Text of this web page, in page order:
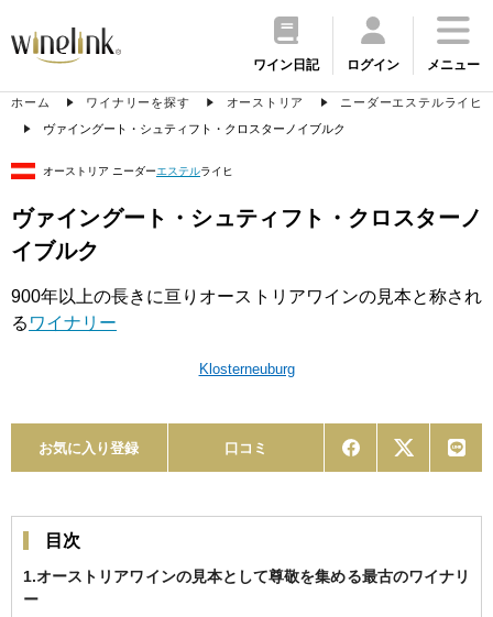
ワイン日記 ログイン メニュー
ホーム ワイナリーを探す オーストリア
ニーダーエステルライヒ
ヴァイングート・シュティフト・クロスターノイブルク
オーストリア ニーダーエステルライヒ
ヴァイングート・シュティフト・クロスターノ
イブルク
900年以上の長きに亘りオーストリアワインの見本と称され
る ワイナリー
Klosterneuburg
お気に入り登録 口コミ
目次
1.オーストリアワインの見本として尊敬を集める最古のワイナリ
ー